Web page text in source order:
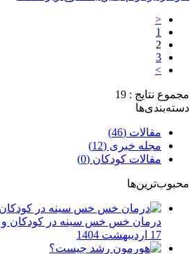
<
1
2
3
>
مجموع نتایج : 19
دسته‌بندی‌ها
مقالات (46)
مجله خبری (12)
مقالات کودکان (0)
محبوب‌ترین‌ها
درمان خس خس سینه در کودکان و
17 اردیبهشت 1404